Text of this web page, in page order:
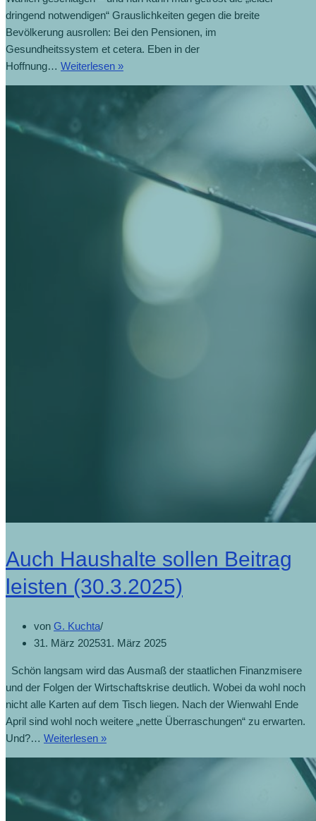
dringend notwendigen“ Grauslichkeiten gegen die breite
Bevölkerung ausrollen: Bei den Pensionen, im
Gesundheitssystem et cetera. Eben in der
Hoffnung… Weiterlesen »
Auch Haushalte sollen Beitrag
leisten (30.3.2025)
von G. Kuchta
31. März 202531. März 2025
Schön langsam wird das Ausmaß der staatlichen Finanzmisere
und der Folgen der Wirtschaftskrise deutlich. Wobei da wohl noch
nicht alle Karten auf dem Tisch liegen. Nach der Wienwahl Ende
April sind wohl noch weitere „nette Überraschungen“ zu erwarten.
Und?… Weiterlesen »